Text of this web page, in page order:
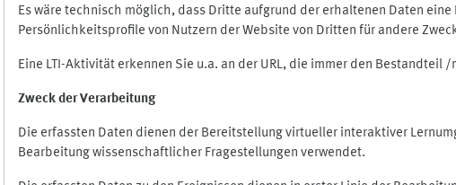
Es wäre technisch möglich, dass Dritte aufgrund der erhaltenen Daten
Persönlichkeitsprofile von Nutzern der Website von Dritten für andere
Eine LTI-Aktivität erkennen Sie u.a. an der URL, die immer den
Zweck der Verarbeitung
Die erfassten Daten dienen der Bereitstellung virtueller interaktiver
Bearbeitung wissenschaftlicher Fragestellungen verwendet.